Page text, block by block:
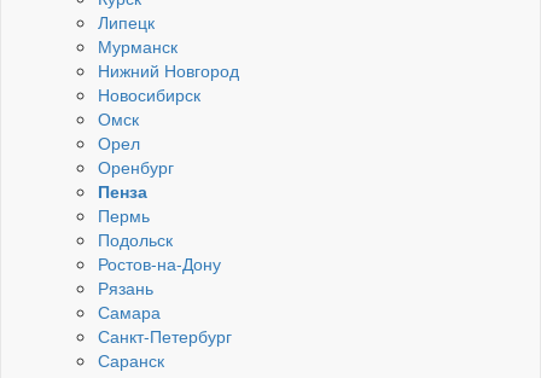
Липецк
Мурманск
Нижний Новгород
Новосибирск
Омск
Орел
Оренбург
Пенза
Пермь
Подольск
Ростов-на-Дону
Рязань
Самара
Санкт-Петербург
Саранск